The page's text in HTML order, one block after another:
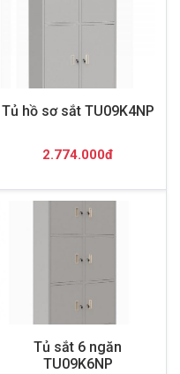
Tủ hồ sơ sắt TU09K4NP
2.774.000đ
Tủ sắt 6 ngăn
TU09K6NP